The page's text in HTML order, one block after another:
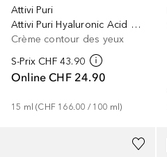
Attivi Puri
Attivi Puri Hyaluronic Acid + Peptides Eye Contour
Crème contour des yeux
S-Prix CHF 43.90
Online CHF 24.90
15 ml (CHF 166.00 / 100 ml)